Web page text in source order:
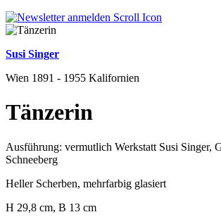
Susi Singer
Wien 1891 - 1955 Kalifornien
Tänzerin
Ausführung: vermutlich Werkstatt Susi Singer,
Schneeberg
Heller Scherben, mehrfarbig glasiert
H 29,8 cm, B 13 cm